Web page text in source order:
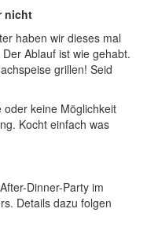
nicht
haben wir dieses mal
Ablauf ist wie gehabt.
grillen! Seid
keine Möglichkeit
Kocht einfach was
Dinner-Party im
Details dazu folgen